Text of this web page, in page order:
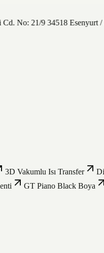
Cd. No: 21/9 34518 Esenyurt
3D Vakumlu Isı Transfer
GT Piano Black Boya